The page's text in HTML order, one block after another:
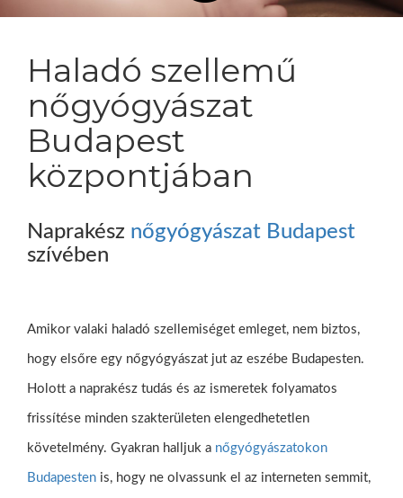
Haladó szellemű
nőgyógyászat
Budapest
központjában
Naprakész nőgyógyászat Budapest
szívében
Amikor valaki haladó szellemiséget emleget, nem biztos,
hogy elsőre egy nőgyógyászat jut az eszébe Budapesten.
Holott a naprakész tudás és az ismeretek folyamatos
frissítése minden szakterületen elengedhetetlen
követelmény. Gyakran halljuk a nőgyógyászatokon
Budapesten is, hogy ne olvassunk el az interneten semmit,